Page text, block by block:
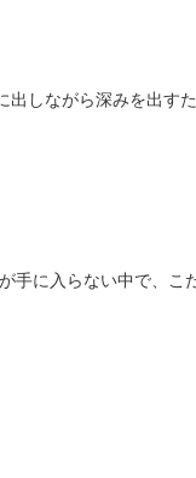
出しながら深みを出す
手に入らない中で、こ